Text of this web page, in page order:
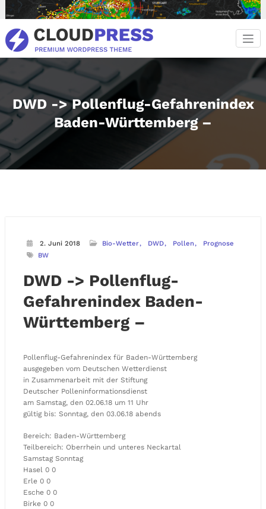
Inhalt
springen
DWD -> Pollenflug-Gefahrenindex
Baden-Württemberg –
2. Juni 2018 Bio-Wetter DWD Pollen
Prognose
BW
DWD -> Pollenflug-
Gefahrenindex Baden-
Württemberg –
Pollenflug-Gefahrenindex für Baden-Württemberg
ausgegeben vom Deutschen Wetterdienst
in Zusammenarbeit mit der Stiftung
Deutscher Polleninformationsdienst
am Samstag, den 02.06.18 um 11 Uhr
gültig bis: Sonntag, den 03.06.18 abends
Bereich: Baden-Württemberg
Teilbereich: Oberrhein und unteres Neckartal
Samstag Sonntag
Hasel 0 0
Erle 0 0
Esche 0 0
Birke 0 0